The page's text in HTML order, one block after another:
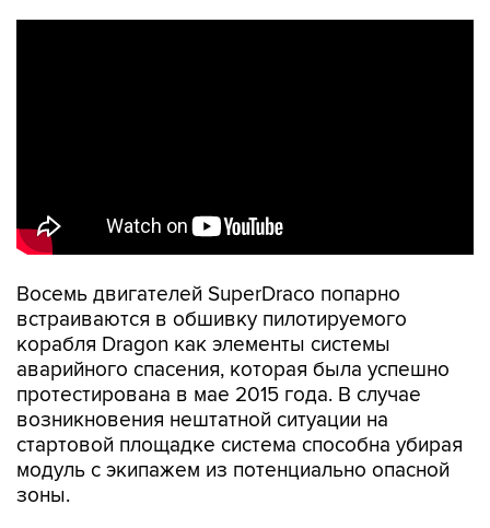
Восемь двигателей SuperDraco попарно
встраиваются в обшивку пилотируемого
корабля Dragon как элементы системы
аварийного спасения, которая была успешно
протестирована в мае 2015 года. В случае
возникновения нештатной ситуации на
стартовой площадке система способна убирая
модуль с экипажем из потенциально опасной
зоны.